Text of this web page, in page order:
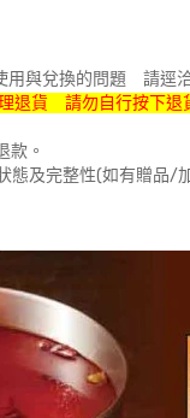
與兌換的問題 請逕
退貨 請勿自行按下退
款。
及完整性(如有贈品/